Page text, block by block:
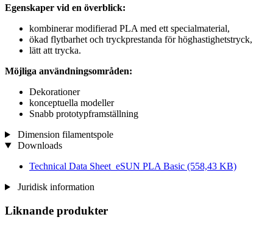
Egenskaper vid en överblick:
kombinerar modifierad PLA med ett specialmaterial,
ökad flytbarhet och tryckprestanda för höghastighetstryck,
lätt att trycka.
Möjliga användningsområden:
Dekorationer
konceptuella modeller
Snabb prototypframställning
Dimension filamentspole
Downloads
Technical Data Sheet_eSUN PLA Basic (558,43 KB)
Juridisk information
Liknande produkter